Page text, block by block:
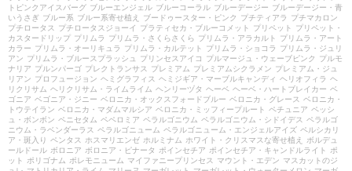
トピンクアイスバーグ ブルーエンジェル ブルーコーラル ブルーデージー ブルーデージー・青
いうさぎ ブルー系 ブルー系寄せ植え ブードゥースター・ピンク プチティアラ
プチマカロン
プチロータス
プチロータスジョーイ プラティセカ・ブルーコメット プリペット
プリペット・
カスタードリップ プリムラ プリムラ・さくらさくら プリムラ・アラカルト
プリムラ・アート
カラー プリムラ・オーリキュラ プリムラ・カルテット プリムラ・ショコラ
プリムラ・ジュリ
アン プリムラ・ブルースプラッシュ プリンセスアイコ プルマージュ・ウェーブピンク
プルモ
ナリア プルンパーゴ プレクトランサス プレミアム プレミアムシクラメン プレミアム・ジュ
リアン プロフュージョン ヘミグラフィス ヘミジギア・マーブルキャンディ ヘリオフィラ ヘ
リクリサム ヘリクリサム・ライムライム ヘンリーヅタ ヘーベ ヘーベ・ハートブレイカー ベ
ゴニア ベゴニア・ジニー ベロニカ・オックスフォードブルー ベロニカ・グレース ベロニカ・
トウテイラン ベロニカ・マダムマルシア ベロニカ・ミッフィープルート ペチュニア ペッシ
ュ・ボンボン ペニセタム ペペロミア ペラルゴニウム ペラルゴニウム・シドイデス ペラルゴ
ニウム・ラベンダーラス ペラルゴニューム ペラルゴニューム・エンジェルアイズ ペルシカリ
ア・斑入り ペンタス ホスマリエンゼ ホルミナム ホワイト・クリスマスな寄せ植え
ボルデュ
ールドール ボロニア ボロニア・ピナータ ポインセチア ポインセチア・キャンドルライト
ポ
ット
ポリゴナム ポレモニューム マイファニープリンセス マウント・エデン マスカットのジ